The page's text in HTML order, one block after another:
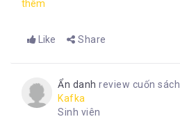
thêm
Like Share
Ẩn danh review cuốn sách
Kafka
Sinh viên